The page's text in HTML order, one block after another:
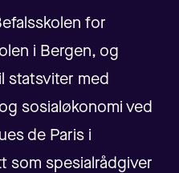
for
i Bergen, og
statsviter med
sosialøkonomi ved
de Paris i
som spesialrådgiver